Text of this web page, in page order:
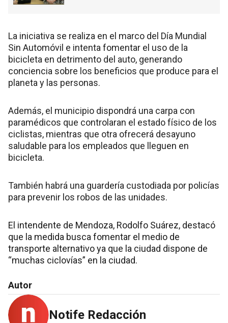
La iniciativa se realiza en el marco del Día Mundial
Sin Automóvil e intenta fomentar el uso de la
bicicleta en detrimento del auto, generando
conciencia sobre los beneficios que produce para el
planeta y las personas.
Además, el municipio dispondrá una carpa con
paramédicos que controlaran el estado físico de los
ciclistas, mientras que otra ofrecerá desayuno
saludable para los empleados que lleguen en
bicicleta.
También habrá una guardería custodiada por policías
para prevenir los robos de las unidades.
El intendente de Mendoza, Rodolfo Suárez, destacó
que la medida busca fomentar el medio de
transporte alternativo ya que la ciudad dispone de
“muchas ciclovías” en la ciudad.
Autor
Notife Redacción